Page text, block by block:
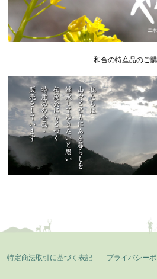
和合の特産品のご
特定商法取引に基づく表記 プライバシー